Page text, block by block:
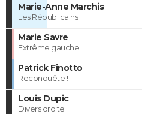
Marie-Anne Marchis
Les Républicains
Marie Savre
Extrême gauche
Patrick Finotto
Reconquête !
Louis Dupic
Divers droite